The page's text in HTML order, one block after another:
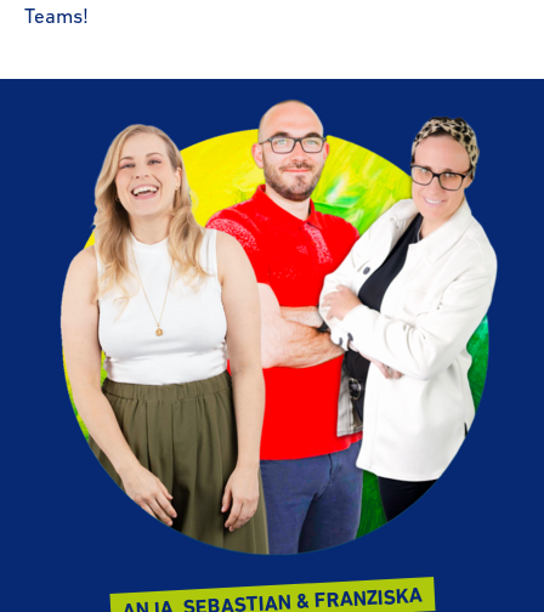
Teams!
ANJA, SEBASTIAN & FRANZISKA